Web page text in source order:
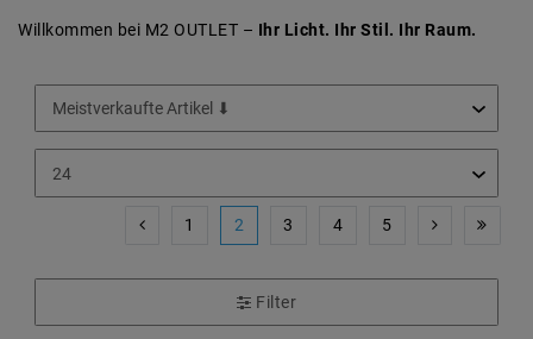
Willkommen bei M2 OUTLET – Ihr Licht. Ihr Stil. Ihr Raum.
1 2 3 4 5
Filter